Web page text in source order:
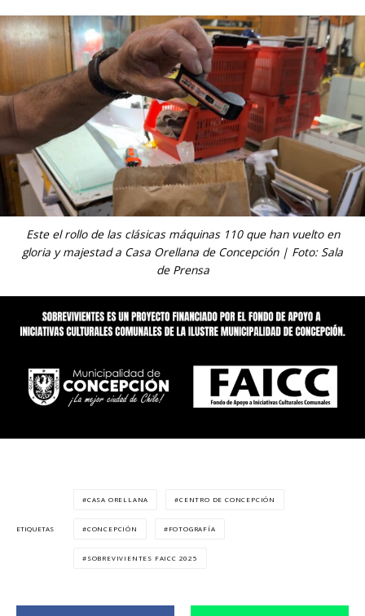
Este el rollo de las clásicas máquinas 110 que han vuelto en
gloria y majestad a Casa Orellana de Concepción | Foto: Sala
de Prensa
ETIQUETAS
CASA ORELLANA CENTRO DE CONCEPCIÓN
CONCEPCIÓN FOTOGRAFÍA
SOBREVIVIENTES FAICC 2025